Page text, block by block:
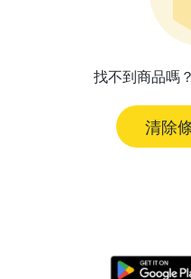
找不到商品嗎
清除